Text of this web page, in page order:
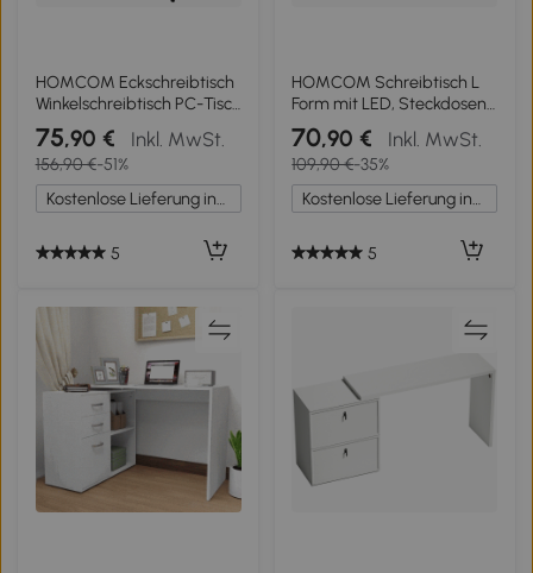
HOMCOM Eckschreibtisch
Winkelschreibtisch PC-Tisch
Computertisch Bürotisch
Regal Schublade L-Form
Spanplatte Metall
Rustikales Braun 135 x 90 x
79 cm
75,90 € Inkl. MwSt.
156,90 €-51%
Kostenlose Lieferung innerhalb Deutschlands
5
HOMCOM Schreibtisch L
Form mit LED, Steckdosen,
USB, Umkehrbar
Computertisch mit Regal,
107 x 80 x 90 cm, Schwarz
70,90 € Inkl. MwSt.
109,90 €-35%
Kostenlose Lieferung innerhalb Deutschlands
5